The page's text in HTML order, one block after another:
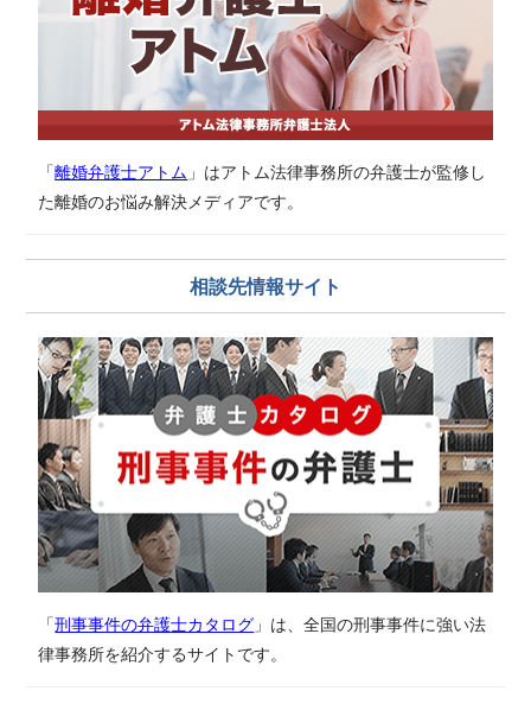
「離婚弁護士アトム 」はアトム法律事務所の弁護士が監修し
た離婚のお悩み解決メディアです。
相談先情報サイト
「刑事事件の弁護士カタログ 」は、全国の刑事事件に強い法
律事務所を紹介するサイトです。